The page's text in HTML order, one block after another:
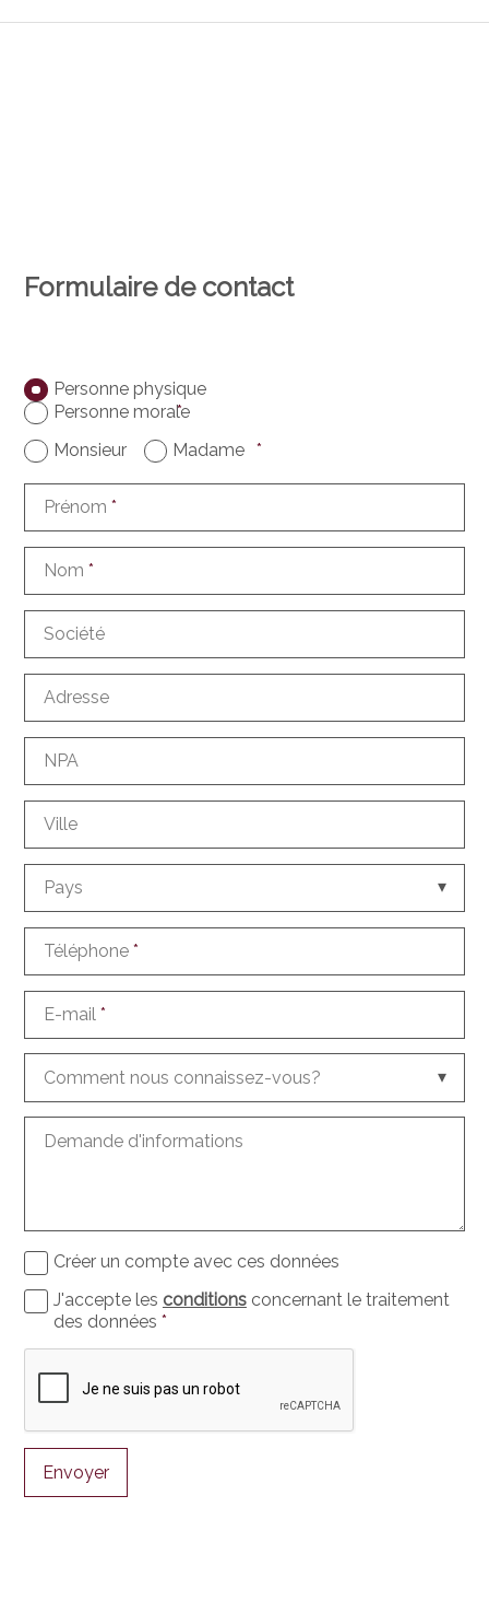
Formulaire de contact
Personne physique
Personne morale
*
Monsieur
Madame *
Prénom*
Nom*
Société
Adresse
NPA
Ville
Pays
Téléphone*
E-mail*
Comment nous connaissez-vous?
Demande d'informations
Créer un compte avec ces données
J'accepte les conditionsconcernant le traitement
des données *
Envoyer